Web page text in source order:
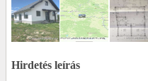
Hirdetés leírás